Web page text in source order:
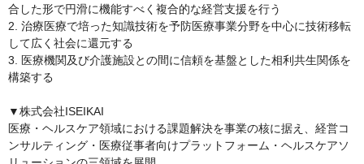
合した形で円滑に機能すべく複合的な経営支援を行う
2. 治療医療で培った知識技術を予防医療事業分野を中心に技術移転
して広く社会に還元する
3. 医療機関及び介護施設との間に信頼を基盤とした相利共生関係を
構築する
▼株式会社ISEIKAI
医療・ヘルスケア領域における課題解決を事業の核に据え、経営コ
ンサルティング・医療従事者向けプラットフォーム・ヘルスケアソ